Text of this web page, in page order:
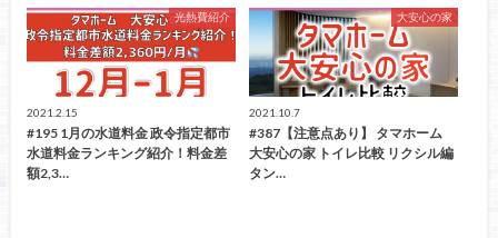
光熱費紹介
2021.2.15
#195 1月の水道料金 政令指定都市
水道料金ランキング紹介！料金差
額2,3…
大安心の家
2021.10.7
#387【注意点あり】 タマホーム
大安心の家 トイレ比較 リクシル編
タン…